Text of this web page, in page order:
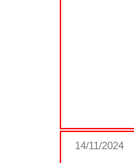
14/11/2024